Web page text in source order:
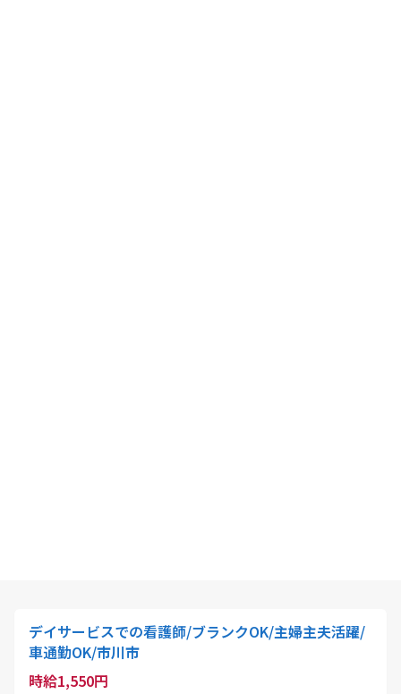
デイサービスでの看護師/ブランクOK/主婦主夫活躍/
車通勤OK/市川市
時給1,550円